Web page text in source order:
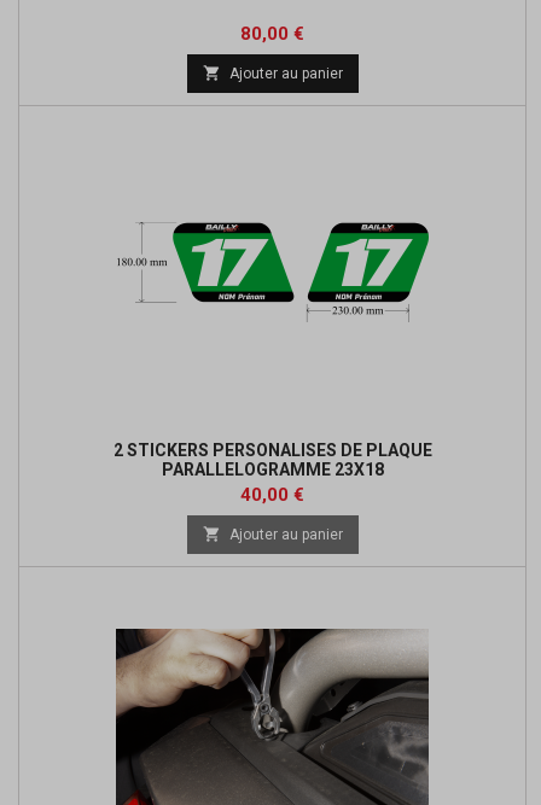
Prix
80,00 €
 Ajouter au panier
2 STICKERS PERSONALISES DE PLAQUE
PARALLELOGRAMME 23X18
Prix
40,00 €
 Ajouter au panier